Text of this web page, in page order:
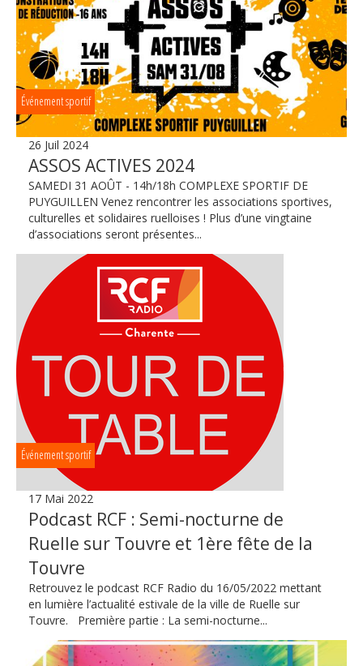
Événement sportif
26 Juil 2024
ASSOS ACTIVES 2024
SAMEDI 31 AOÛT - 14h/18h COMPLEXE SPORTIF DE
PUYGUILLEN Venez rencontrer les associations sportives,
culturelles et solidaires ruelloises ! Plus d’une vingtaine
d’associations seront présentes...
Événement sportif
17 Mai 2022
Podcast RCF : Semi-nocturne de
Ruelle sur Touvre et 1ère fête de la
Touvre
Retrouvez le podcast RCF Radio du 16/05/2022 mettant
en lumière l’actualité estivale de la ville de Ruelle sur
Touvre. Première partie : La semi-nocturne...